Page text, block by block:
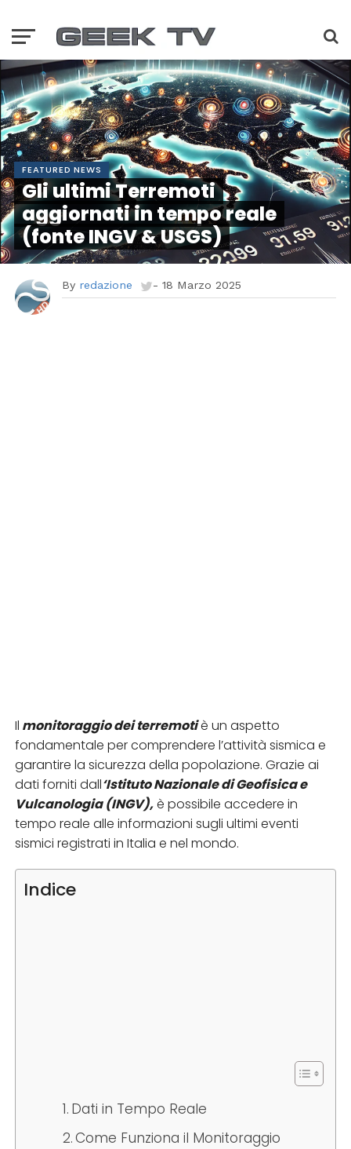
FEATURED NEWS
Gli ultimi Terremoti
aggiornati in tempo reale
(fonte INGV & USGS)
By redazione - 18 Marzo 2025
Il monitoraggio dei terremotiè un aspetto
fondamentale per comprendere l’attività sismica e
garantire la sicurezza della popolazione. Grazie ai
dati forniti dall‘Istituto Nazionale di Geofisica e
Vulcanologia (INGV),è possibile accedere in
tempo reale alle informazioni sugli ultimi eventi
sismici registrati in Italia e nel mondo.
Indice
Dati in Tempo Reale
Come Funziona il Monitoraggio